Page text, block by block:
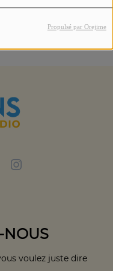
Propulsé par Orejime
NOUS
voulez juste dire